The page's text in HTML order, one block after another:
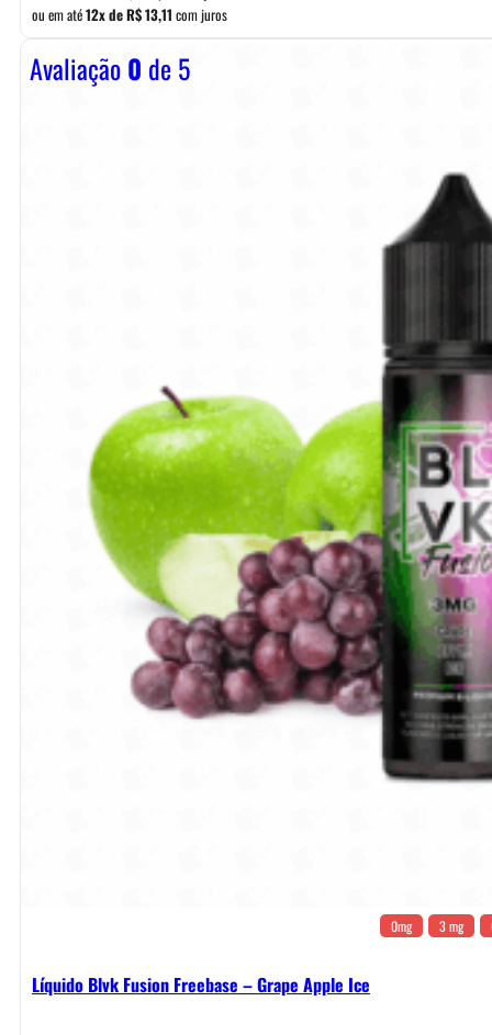
ou em até12x deR$13,11 com juros
Avaliação0 de 5
0mg 3 mg
Líquido Blvk Fusion Freebase – Grape Apple Ice